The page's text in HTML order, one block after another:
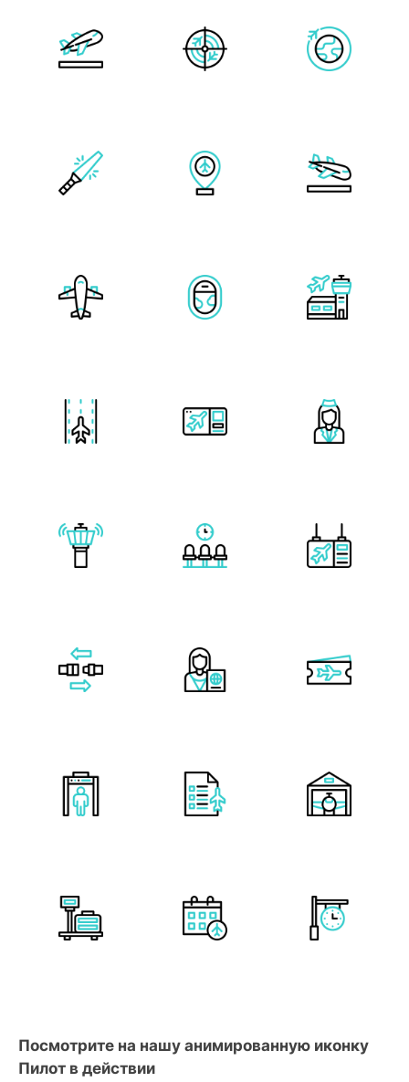
Посмотрите на нашу анимированную иконку
Пилот в действии